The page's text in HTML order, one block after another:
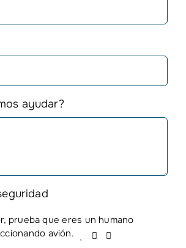
ayudar?
prueba que eres un humano
avión.